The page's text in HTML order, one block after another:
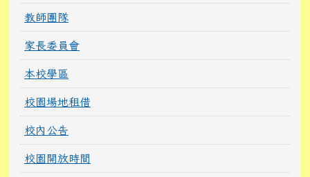
教師團隊
家長委員會
本校學區
校園場地租借
校內公告
校園開放時間